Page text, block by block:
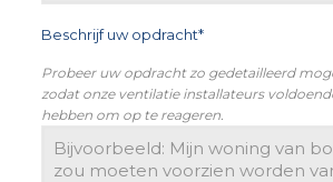
Beschrijf uw opdracht*
Probeer uw opdracht zo gedetailleerd
zodat onze ventilatie installateurs
hebben om op te reageren.